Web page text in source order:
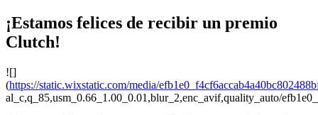
¡Estamos felices de recibir un premio
Clutch!
![]
(https://static.wixstatic.com/media/
al_c,q_85,usm_0.66_1.00_0.01,blur_2,enc_avif,quality_auto/